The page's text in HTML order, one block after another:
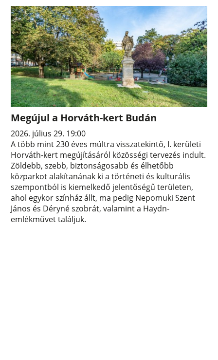
Megújul a Horváth-kert Budán
2026. július 29. 19:00
A több mint 230 éves múltra visszatekintő, I. kerületi
Horváth-kert megújításáról közösségi tervezés indult.
Zöldebb, szebb, biztonságosabb és élhetőbb
közparkot alakítanának ki a történeti és kulturális
szempontból is kiemelkedő jelentőségű területen,
ahol egykor színház állt, ma pedig Nepomuki Szent
János és Déryné szobrát, valamint a Haydn-
emlékművet találjuk.